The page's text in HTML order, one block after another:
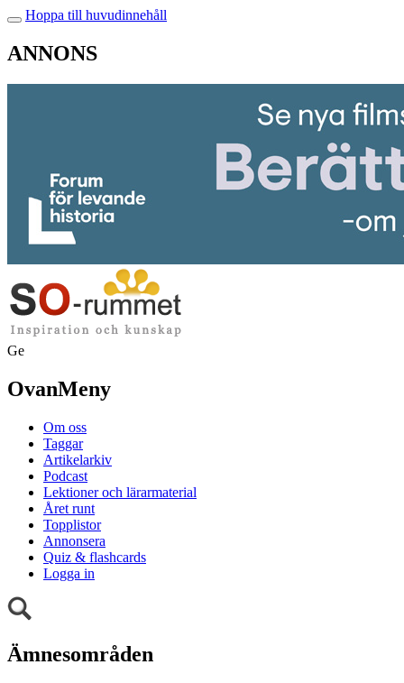
Hoppa till huvudinnehåll
ANNONS
Ge
OvanMeny
Om oss
Taggar
Artikelarkiv
Podcast
Lektioner och lärarmaterial
Året runt
Topplistor
Annonsera
Quiz & flashcards
Logga in
Ämnesområden